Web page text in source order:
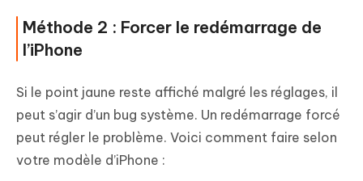
Méthode 2 : Forcer le redémarrage de
l’iPhone
Si le point jaune reste affiché malgré les réglages, il
peut s’agir d’un bug système. Un redémarrage forcé
peut régler le problème. Voici comment faire selon
votre modèle d’iPhone :